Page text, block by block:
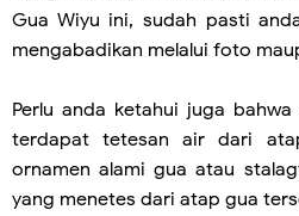
Gua Wiyu ini, sudah pasti
mengabadikan melalui foto
Perlu anda ketahui juga
terdapat tetesan air dari
ornamen alami gua atau
yang menetes dari atap gua